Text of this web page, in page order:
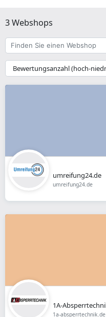
3 Webshops
Finden
Sie
einen
Webshop
{{
__('Sort')
}}
umreifung24.de
umreifung24.de
1A-
1a-absperrtechnik.de